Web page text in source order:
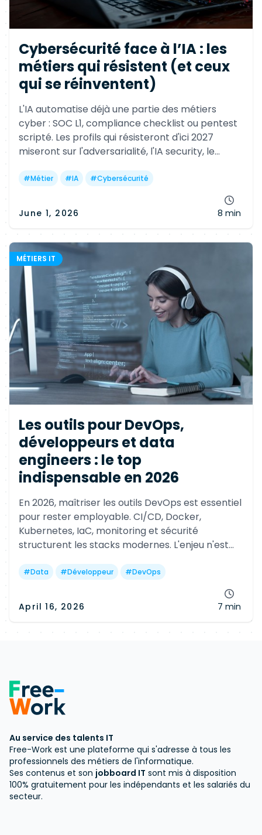
Cybersécurité face à l’IA : les
métiers qui résistent (et ceux
qui se réinventent)
L'IA automatise déjà une partie des métiers
cyber : SOC L1, compliance checklist ou pentest
scripté. Les profils qui résisteront d'ici 2027
miseront sur l'adversarialité, l'IA security, le
#Métier #IA #Cybersécurité
June 1, 2026 8 min
MÉTIERS IT
Les outils pour DevOps,
développeurs et data
engineers : le top
indispensable en 2026
En 2026, maîtriser les outils DevOps est essentiel
pour rester employable. CI/CD, Docker,
Kubernetes, IaC, monitoring et sécurité
structurent les stacks modernes. L'enjeu n'est
workflow cohérent et automatisé.
#Data #Développeur #DevOps
April 16, 2026 7 min
Au service des talents IT
Free-Work est une plateforme qui s'adresse à tous les
professionnels des métiers de l'informatique.
Ses contenus et son jobboard IT sont mis à disposition
100% gratuitement pour les indépendants et les salariés du
secteur.